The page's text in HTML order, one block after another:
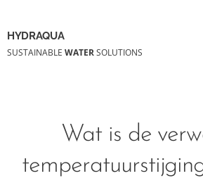
HYDRAQUA
SUSTAINABLE WATERSOLUTIONS
Wat is de